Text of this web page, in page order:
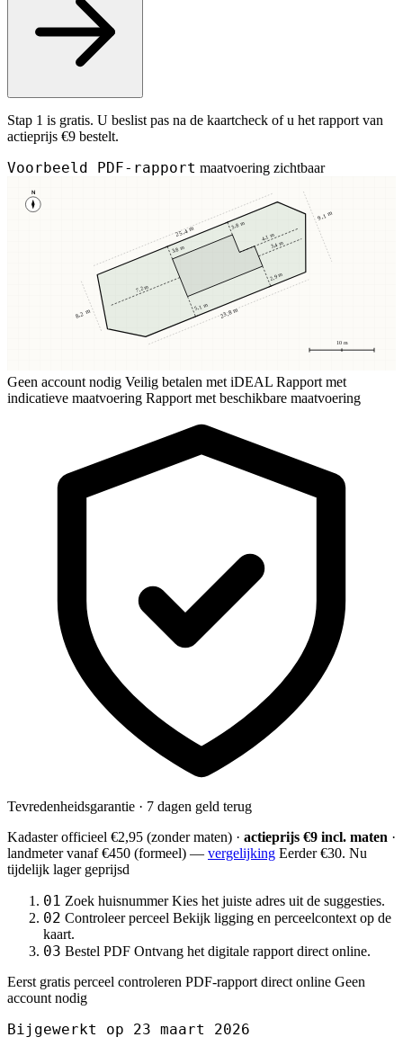
Stap 1 is gratis. U beslist pas na de kaartcheck of u het rapport van
actieprijs €9 bestelt.
Voorbeeld PDF-rapport maatvoering zichtbaar
N
10 m
3,8 m
3,8 m
5,1 m
2,9 m
7,2 m
3,4 m
4,1 m
25,4 m
23,8 m
8,2 m
9,1 m
Geen account nodig Veilig betalen met iDEAL Rapport met
indicatieve maatvoering Rapport met beschikbare maatvoering
Tevredenheidsgarantie · 7 dagen geld terug
Kadaster officieel €2,95 (zonder maten) · actieprijs €9 incl. maten ·
landmetervanaf €450 (formeel) — vergelijking Eerder €30. Nu
tijdelijk lager geprijsd
01 Zoek huisnummer Kies het juiste adres uit de suggesties.
02 Controleer perceel Bekijk ligging en perceelcontext op de
kaart.
03 Bestel PDF Ontvang het digitale rapport direct online.
Eerst gratis perceel controleren PDF-rapport direct online Geen
account nodig
Bijgewerkt op 23 maart 2026